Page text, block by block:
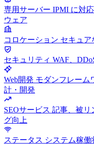
専用サーバー IPMI に対
ウェア
コロケーション セキュア
セキュリティ WAF、
Web開発 モダンフレーム
計・開発
SEOサービス 記事、被リ
グ向上
ステータス システム稼